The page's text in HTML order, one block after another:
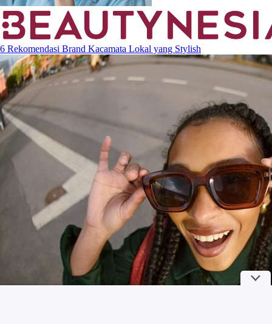
6 Rekomendasi Brand Kacamata Lokal yang Stylish